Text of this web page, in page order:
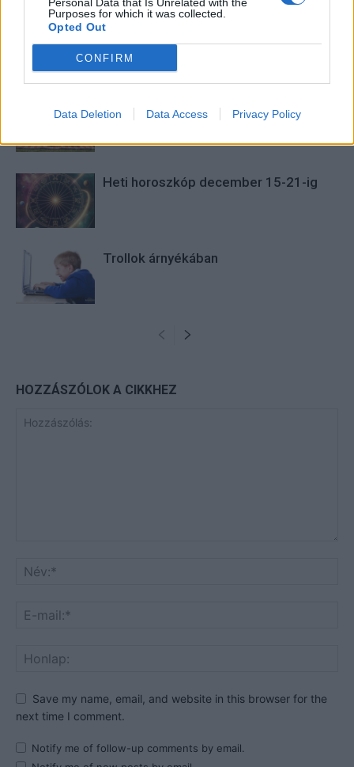
Purposes for which it was collected.
Opted Out
CONFIRM
Data Deletion Data Access Privacy Policy
KAPCSOLÓDÓ CIKKEK
Bivalytej és vino rosso 9.rész
Heti horoszkóp december 15-21-ig
Trollok árnyékában
HOZZÁSZÓLOK A CIKKHEZ
Save my name, email, and website in this browser for the
next time I comment.
Notify me of follow-up comments by email.